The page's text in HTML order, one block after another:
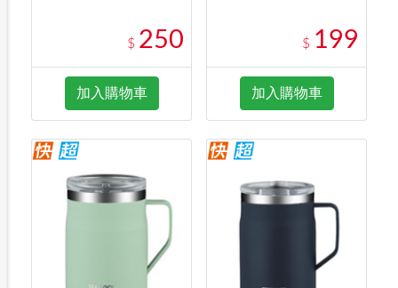
$ 250
加入購物車
$ 199
加入購物車